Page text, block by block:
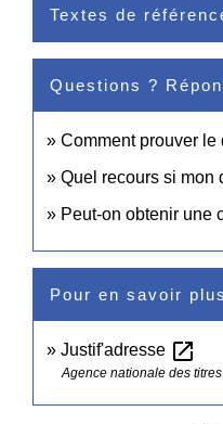
Textes de
Questions ?
Comment prouver
Quel recours si mon
Peut-on obtenir une
Pour en savoir plus
Justif'adresse open_in_new
Agence nationale des